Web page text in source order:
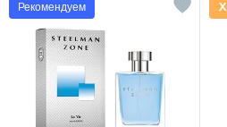
Рекомендуем